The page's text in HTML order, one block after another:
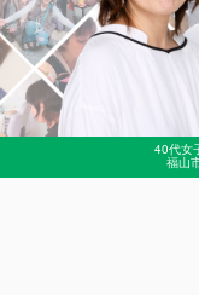
40代女
福山